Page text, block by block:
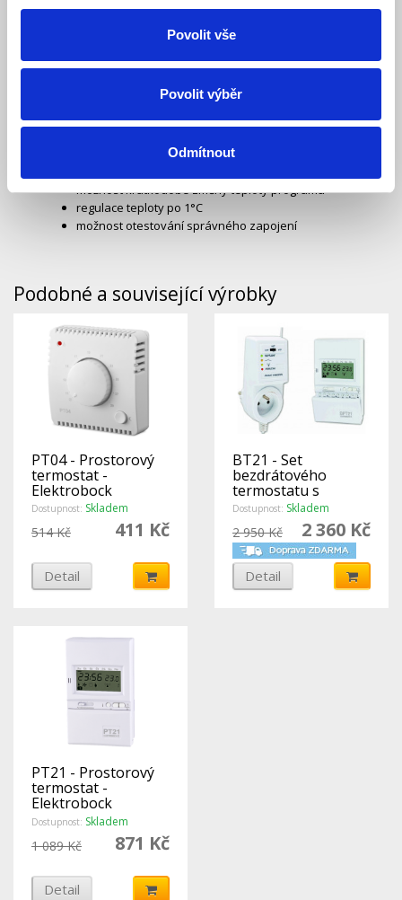
Povolit vše
Povolit výběr
Odmítnout
temostat můžete volně přenášet
lze nastavit až 4 teplotní změny na den
umístění přijímače přímo na instal.krabici KU/KP68
spojení termostat- kotel bez vodičů
na každý den jiný program
možnost krátkodobé změny teploty programu
regulace teploty po 1°C
možnost otestování správného zapojení
Podobné a související výrobky
PT04 - Prostorový
termostat -
Elektrobock
Dostupnost: Skladem
411 Kč
514 Kč
Detail
BT21 - Set
bezdrátového
termostatu s
přijímačem -
Elektrobock
Dostupnost: Skladem
2 360 Kč
2 950 Kč
Detail
PT21 - Prostorový
termostat -
Elektrobock
Dostupnost: Skladem
871 Kč
1 089 Kč
Detail